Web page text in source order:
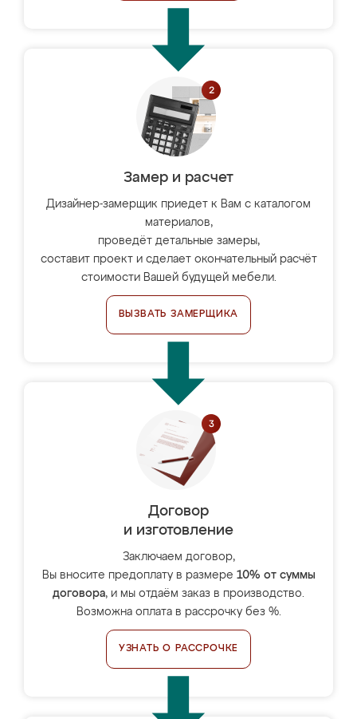
Замер и расчет
Дизайнер-замерщик приедет к Вам с каталогом
материалов,
проведёт детальные замеры,
составит проект и сделает окончательный расчёт
стоимости Вашей будущей мебели.
ВЫЗВАТЬ ЗАМЕРЩИКА
Договор
и изготовление
Заключаем договор,
Вы вносите предоплату в размере 10% от суммы
договора, и мы отдаём заказ в производство.
Возможна оплата в рассрочку без %.
УЗНАТЬ О РАССРОЧКЕ